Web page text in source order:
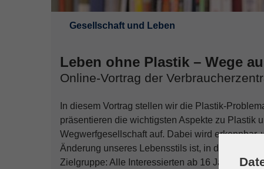
Gesellschaft und Leben
Leben ohne Plastik – Wege
Online-Vortrag der
In diesem Vortrag stellen wir die Plastik-
präsentieren die wichtigsten Aspekte zu Plastik
Wegwerfgesellschaft auf. Dabei wird
Änderung unseres Lebensstils ist, in dem wir mit
Zielgruppe: Alle Interessierten ab 16 Jahren